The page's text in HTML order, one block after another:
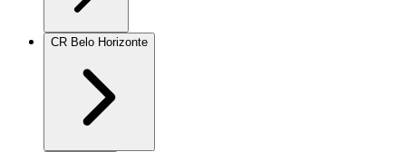
CR Belo Horizonte